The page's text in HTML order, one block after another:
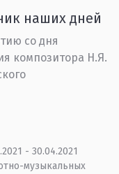
наших дней
со дня
композитора Н.Я.
- 30.04.2021
музыкальных